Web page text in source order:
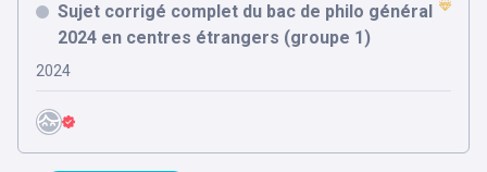
Sujet corrigé complet du bac de philo général
2024 en centres étrangers (groupe 1)
2024